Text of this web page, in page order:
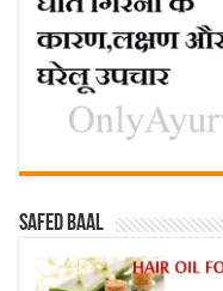
Safed baal